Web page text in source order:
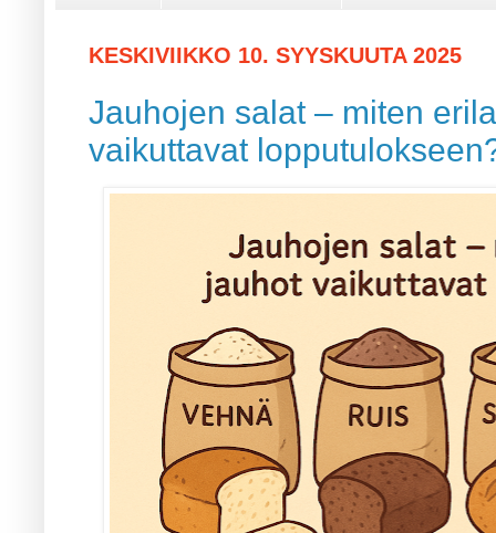
KESKIVIIKKO 10. SYYSKUUTA 2025
Jauhojen salat – miten
vaikuttavat